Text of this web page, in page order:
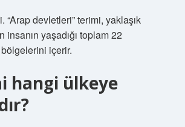
“Arap devletleri” terimi, yaklaşık
insanın yaşadığı toplam 22
içerir.
hangi ülkeye